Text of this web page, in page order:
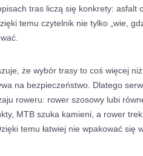
tras liczą się konkrety: asfalt
temu czytelnik nie tylko „wie,
że wybór trasy to coś więcej
na bezpieczeństwo. Dlatego
roweru: rower szosowy lubi
MTB szuka kamieni, a rower
temu łatwiej nie wpakować się